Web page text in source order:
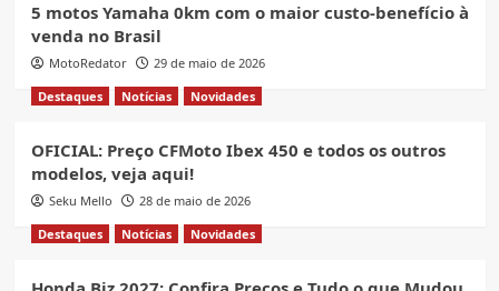
5 motos Yamaha 0km com o maior custo-benefício à
venda no Brasil
MotoRedator
29 de maio de 2026
Destaques
Notícias Novidades
OFICIAL: Preço CFMoto Ibex 450 e todos os outros
modelos, veja aqui!
Seku Mello
28 de maio de 2026
Destaques
Notícias Novidades